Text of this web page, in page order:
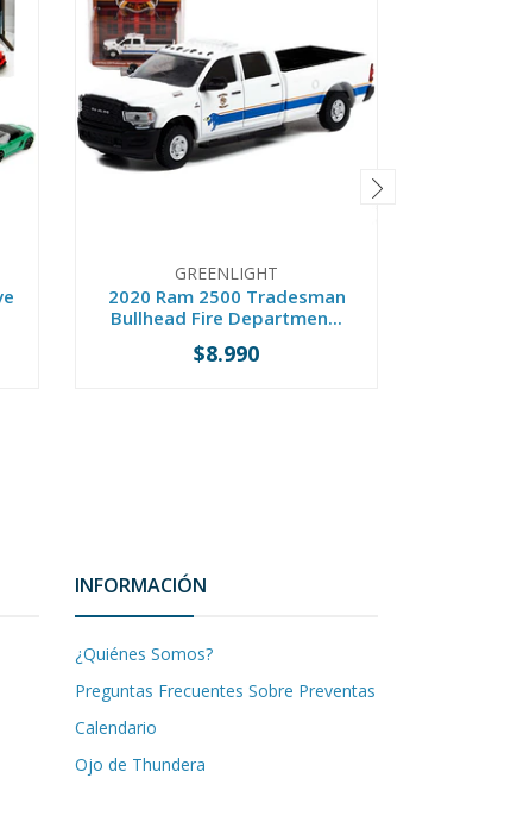
GREENLIGHT
2020 Ram 2500 Tradesman
Bullhead Fire Departmen...
+
$8.990
INFORMACIÓN
¿Quiénes Somos?
Preguntas Frecuentes Sobre Preventas
Calendario
Ojo de Thundera